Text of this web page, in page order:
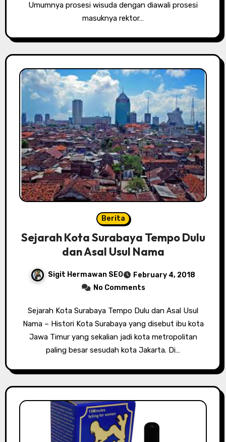
Umumnya prosesi wisuda dengan diawali prosesi
masuknya rektor…
Berita
Sejarah Kota Surabaya Tempo Dulu
dan Asal Usul Nama
Sigit Hermawan SEO
February 4, 2018
No Comments
Sejarah Kota Surabaya Tempo Dulu dan Asal Usul
Nama – Histori Kota Surabaya yang disebut ibu kota
Jawa Timur yang sekalian jadi kota metropolitan
paling besar sesudah kota Jakarta. Di…